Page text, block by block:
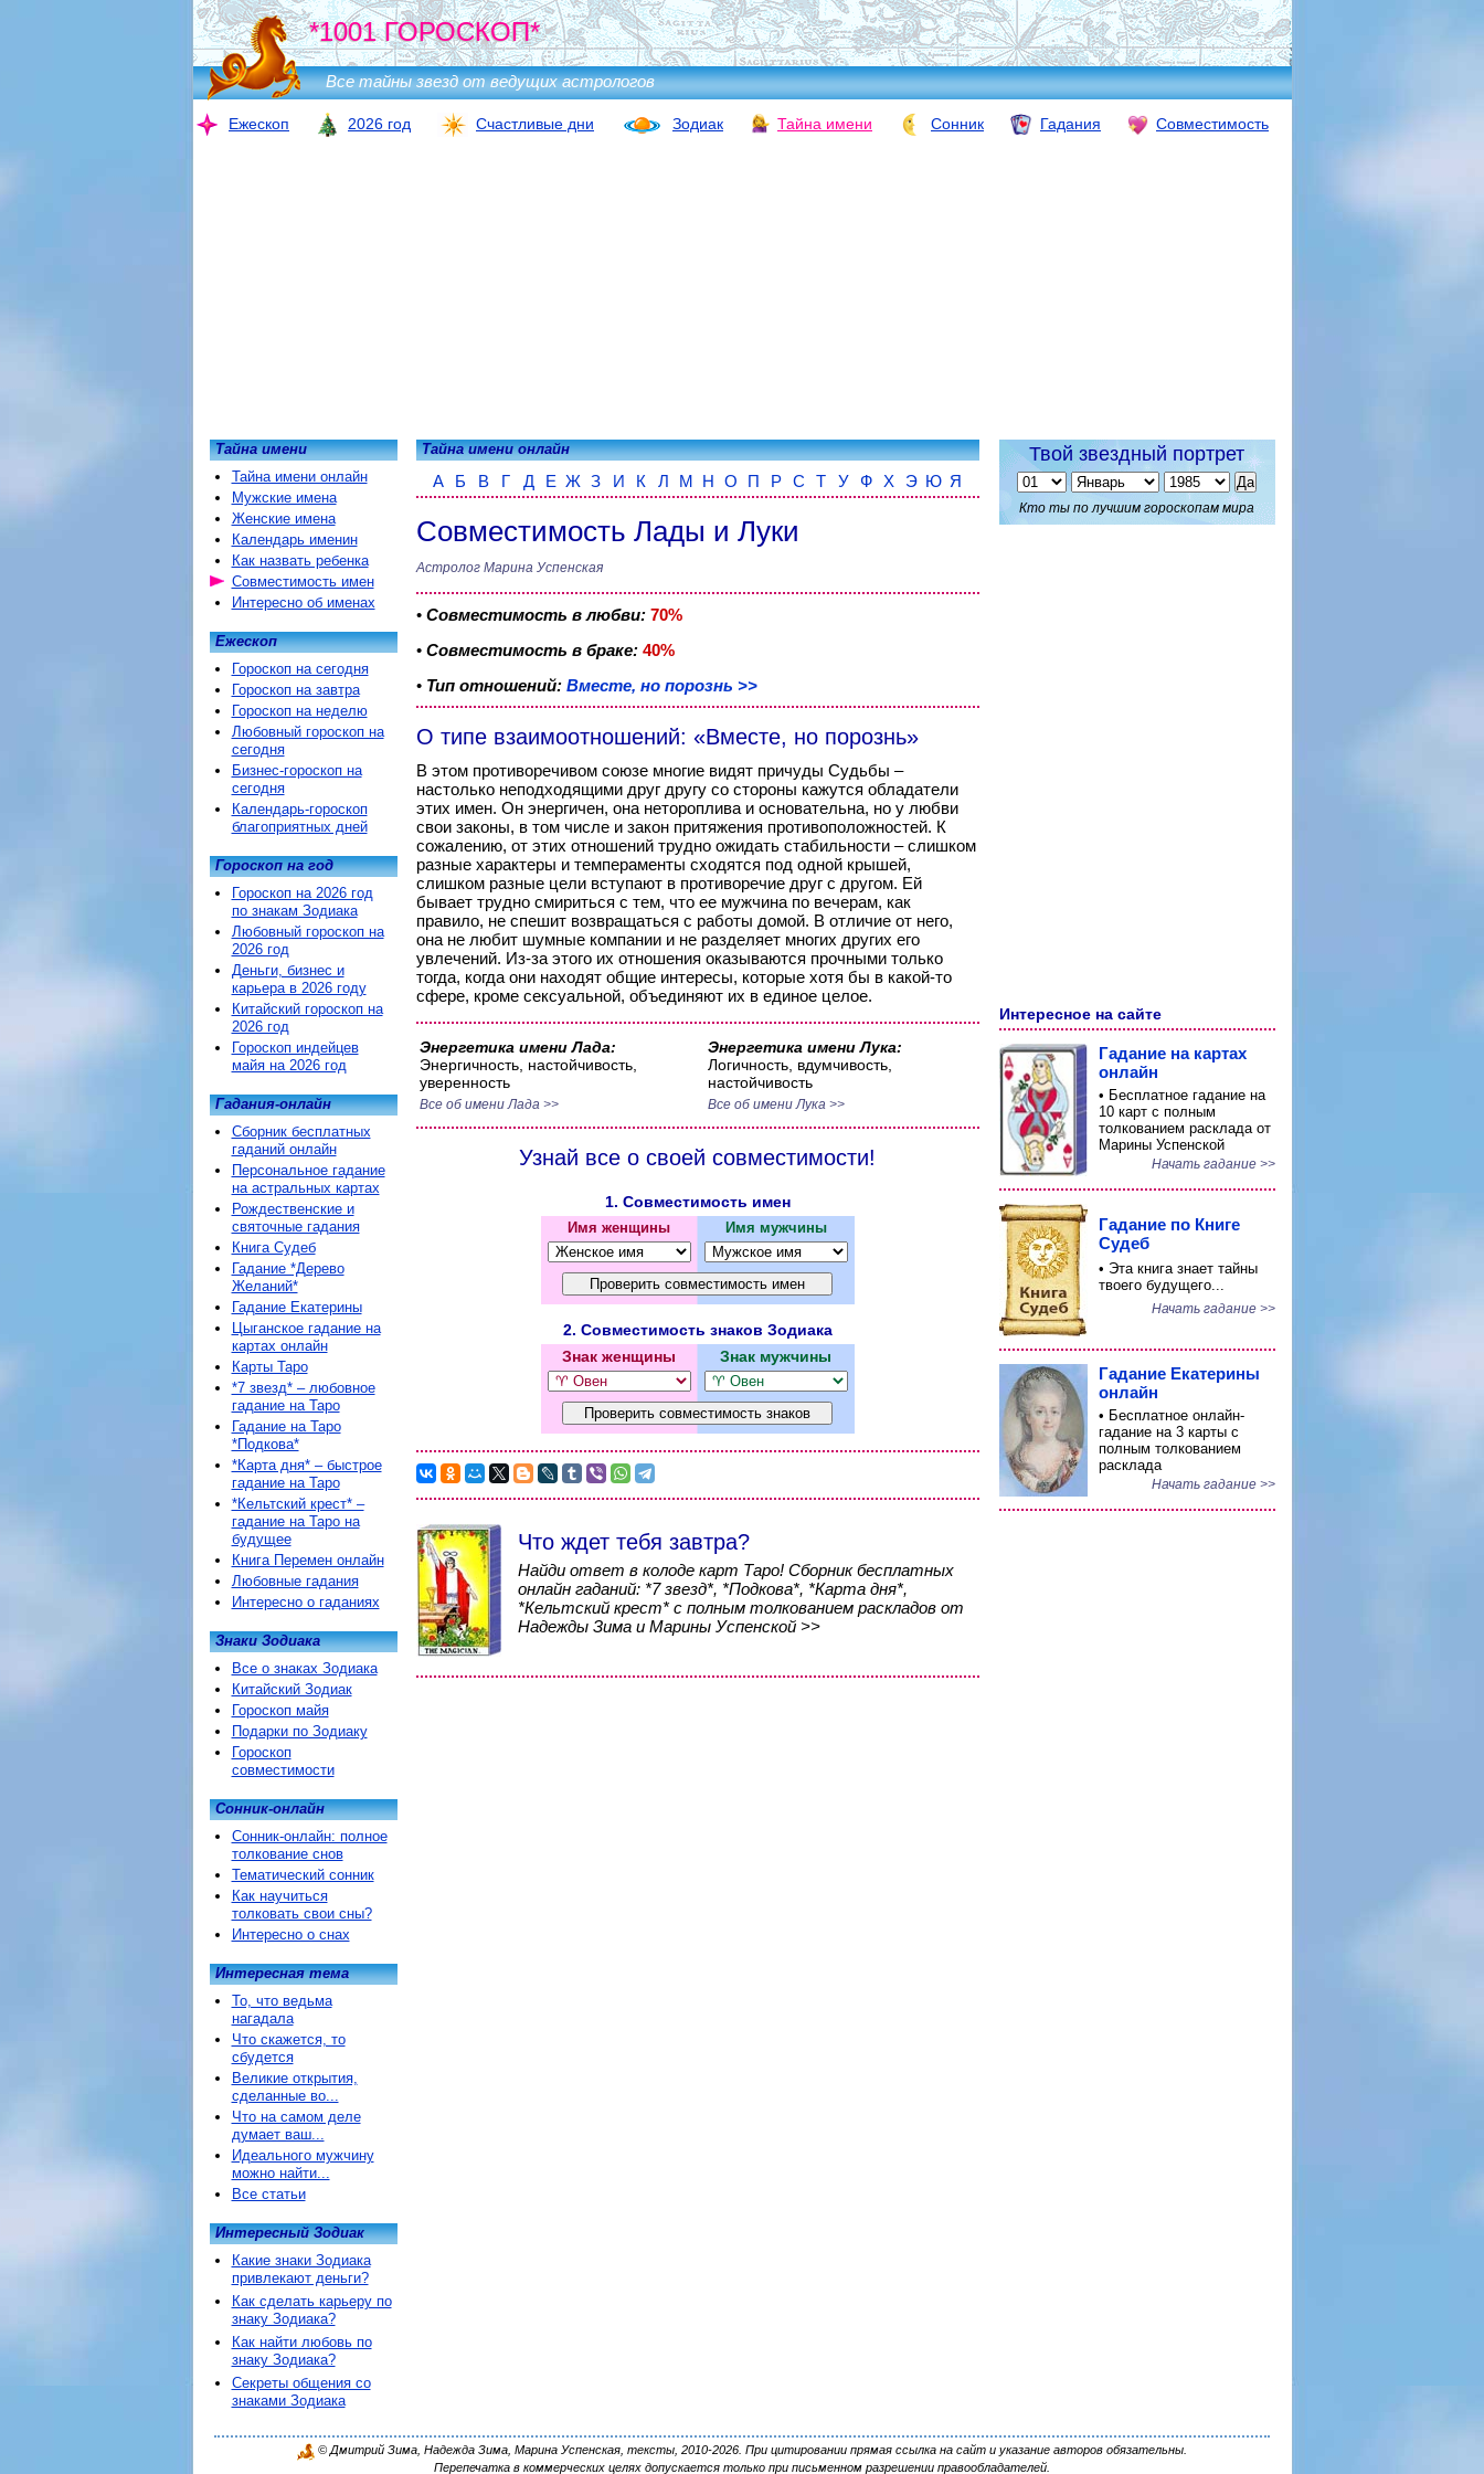
*1001 ГОРОСКОП*
Все тайны звезд от ведущих астрологов
Ежескоп 2026 год Счастливые дни Зодиак Тайна имени Сонник Гадания Совместимость
Тайна имени онлайн
А Б В Г Д Е Ж З И К Л М Н О П Р С Т У Ф Х Э Ю Я
Совместимость Лады и Луки
Астролог Марина Успенская
• Совместимость в любви: 70%
• Совместимость в браке: 40%
• Тип отношений: Вместе, но порознь >>
О типе взаимоотношений: «Вместе, но порознь»
В этом противоречивом союзе многие видят причуды Судьбы –
настолько неподходящими друг другу со стороны кажутся обладатели
этих имен. Он энергичен, она нетороплива и основательна, но у любви
свои законы, в том числе и закон притяжения противоположностей. К
сожалению, от этих отношений трудно ожидать стабильности – слишком
разные характеры и темпераменты сходятся под одной крышей,
слишком разные цели вступают в противоречие друг с другом. Ей
бывает трудно смириться с тем, что ее мужчина по вечерам, как
правило, не спешит возвращаться с работы домой. В отличие от него,
она не любит шумные компании и не разделяет многих других его
увлечений. Из-за этого их отношения оказываются прочными только
тогда, когда они находят общие интересы, которые хотя бы в какой-то
сфере, кроме сексуальной, объединяют их в единое целое.
Энергетика имени Лада:
Энергичность, настойчивость,
уверенность
Все об имени Лада >>
Энергетика имени Лука:
Логичность, вдумчивость,
настойчивость
Все об имени Лука >>
Узнай все о своей совместимости!
1. Совместимость имен
Имя женщины Имя мужчины
2. Совместимость знаков Зодиака
Знак женщины
Знак мужчины
Что ждет тебя завтра?
Найди ответ в колоде карт Таро! Сборник бесплатных
онлайн гаданий: *7 звезд*, *Подкова*, *Карта дня*,
*Кельтский крест* с полным толкованием раскладов от
Надежды Зима и Марины Успенской >>
Тайна имени
Тайна имени онлайн
Мужские имена
Женские имена
Календарь именин
Как назвать ребенка
Совместимость имен
Интересно об именах
Ежескоп
Гороскоп на сегодня
Гороскоп на завтра
Гороскоп на неделю
Любовный гороскоп на
сегодня
Бизнес-гороскоп на
сегодня
Календарь-гороскоп
благоприятных дней
Гороскоп на год
Гороскоп на 2026 год
по знакам Зодиака
Любовный гороскоп на
2026 год
Деньги, бизнес и
карьера в 2026 году
Китайский гороскоп на
2026 год
Гороскоп индейцев
майя на 2026 год
Гадания-онлайн
Сборник бесплатных
гаданий онлайн
Персональное гадание
на астральных картах
Рождественские и
святочные гадания
Книга Судеб
Гадание *Дерево
Желаний*
Гадание Екатерины
Цыганское гадание на
картах онлайн
Карты Таро
*7 звезд* – любовное
гадание на Таро
Гадание на Таро
*Подкова*
*Карта дня* – быстрое
гадание на Таро
*Кельтский крест* –
гадание на Таро на
будущее
Книга Перемен онлайн
Любовные гадания
Интересно о гаданиях
Знаки Зодиака
Все о знаках Зодиака
Китайский Зодиак
Гороскоп майя
Подарки по Зодиаку
Гороскоп
совместимости
Сонник-онлайн
Сонник-онлайн: полное
толкование снов
Тематический сонник
Как научиться
толковать свои сны?
Интересно о снах
Интересная тема
То, что ведьма
нагадала
Что скажется, то
сбудется
Великие открытия,
сделанные во...
Что на самом деле
думает ваш...
Идеального мужчину
можно найти...
Все статьи
Интересный Зодиак
Какие знаки Зодиака
привлекают деньги?
Как сделать карьеру по
знаку Зодиака?
Как найти любовь по
знаку Зодиака?
Секреты общения со
знаками Зодиака
Твой звездный портрет
Кто ты по лучшим гороскопам мира
Интересное на сайте
Гадание на картах
онлайн
• Бесплатное гадание на
10 карт с полным
толкованием расклада от
Марины Успенской
Начать гадание >>
Гадание по Книге
Судеб
• Эта книга знает тайны
твоего будущего...
Начать гадание >>
Гадание Екатерины
онлайн
• Бесплатное онлайн-
гадание на 3 карты с
полным толкованием
расклада
Начать гадание >>
© Дмитрий Зима, Надежда Зима, Марина Успенская, тексты, 2010-2026. При цитировании прямая ссылка на сайт и указание авторов обязательны.
Перепечатка в коммерческих целях допускается только при письменном разрешении правообладателей.